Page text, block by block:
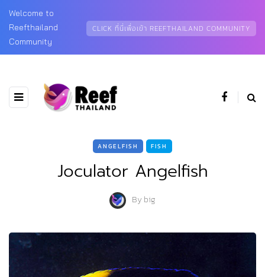
Welcome to
Reefthailand
Community
CLICK ที่นี่เพื่อเข้า REEFTHAILAND COMMUNITY
ANGELFISH FISH
Joculator Angelfish
Bybig